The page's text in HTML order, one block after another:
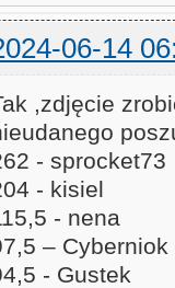
06-14
,zdjęcie
- sprocket73
- kisiel
- nena
– Cyberniok
- Gustek